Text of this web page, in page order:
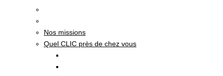
Nos missions
Quel CLIC près de chez vous